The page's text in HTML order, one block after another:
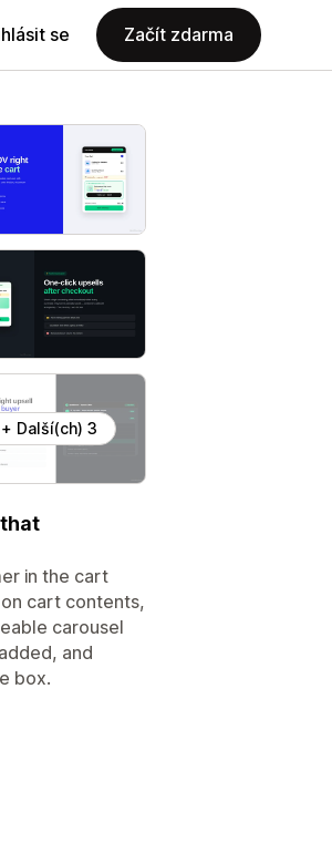
se Začít zdarma
+ Další(ch) 3
in the cart
cart contents,
carousel
and
box.